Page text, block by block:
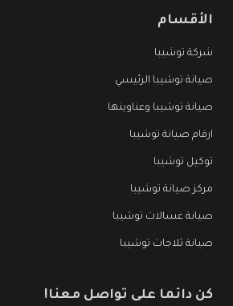
الأقسام
شركة توشيبا
صيانة توشيبا الرئيسي
صيانة توشيبا وعناوينها
ارقام صيانة توشيبا
توكيل توشيبا
مركز صيانة توشيبا
صيانة غسالات توشيبا
صيانة ثلاجات توشيبا
كن دائما على تواصل معنا!